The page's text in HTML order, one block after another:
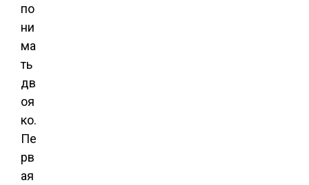
по
ни
ма
ть
дв
оя
ко.
Пе
рв
ая